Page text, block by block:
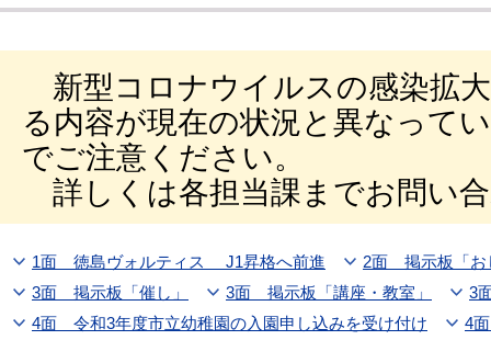
新型コロナウイルスの感染拡
る内容が現在の状況と異なって
でご注意ください。
詳しくは各担当課までお問い
1面 徳島ヴォルティス J1昇格へ前進
2面 掲示板「お
3面 掲示板「催し」
3面 掲示板「講座・教室」
3
4面 令和3年度市立幼稚園の入園申し込みを受け付け
4